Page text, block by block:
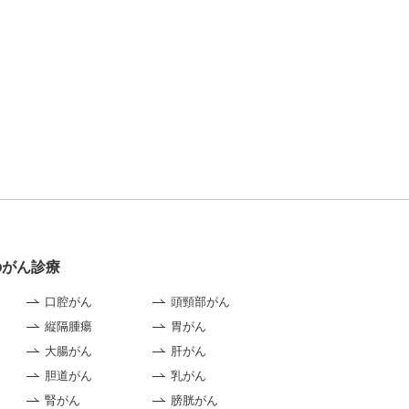
ん診療
口腔がん
頭頸部がん
縦隔腫瘍
胃がん
大腸がん
肝がん
胆道がん
乳がん
腎がん
膀胱がん